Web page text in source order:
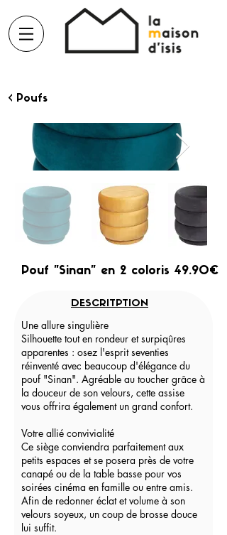
< Poufs
Pouf "Sinan" en 2 coloris 49.90€
DESCRITPTION
Une allure singulière
Silhouette tout en rondeur et surpiqûres
apparentes : osez l'esprit seventies
réinventé avec beaucoup d'élégance du
pouf "Sinan". Agréable au toucher grâce à
la douceur de son velours, cette assise
vous offrira également un grand confort.
Votre allié convivialité
Ce siège conviendra parfaitement aux
petits espaces et se posera près de votre
canapé ou de la table basse pour vos
soirées cinéma en famille ou entre amis.
Afin de redonner éclat et volume à son
velours soyeux, un coup de brosse douce
lui suffit.